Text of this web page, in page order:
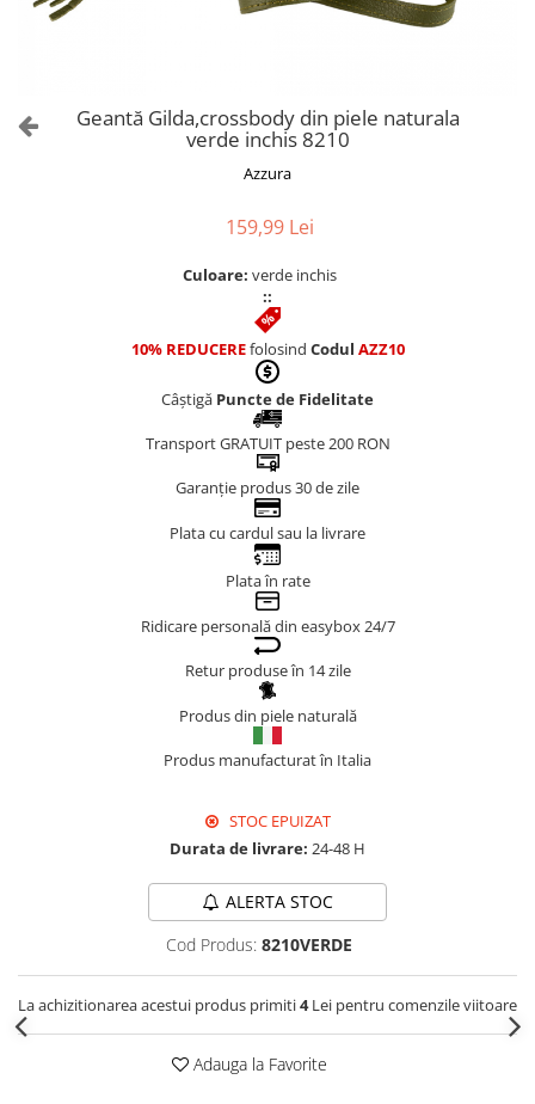
Genți AlbeGeantă Gilda,crossbody din piele naturala
verde inchis 8210
Azzura
159,99 Lei
Culoare: verde inchis
::
10% REDUCEREfolosind Codul AZZ10
Câștigă Puncte de Fidelitate
Transport GRATUIT peste 200 RON
Garanție produs 30 de zile
Plata cu cardul sau la livrare
Plata în rate
Ridicare personală din easybox 24/7
Retur produse în 14 zile
Produs din piele naturală
Produs manufacturat în Italia
STOC EPUIZAT
Durata de livrare: 24-48 H
ALERTA STOC
Cod Produs: 8210VERDE
La achizitionarea acestui produs primiti4Lei pentru comenzile viitoare
Adauga la Favorite